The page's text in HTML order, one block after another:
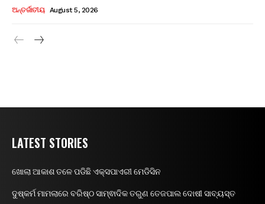
ଅନ୍ତର୍ଜାତୀୟ August 5, 2026
LATEST STORIES
ଖୋଲା ଆକାଶ ତଳେ ପଡିଛି ଏକ୍ସପାଏରୀ ମେଡିସିନ
ଦୁଷ୍କର୍ମ ମାମଲାରେ ବରିଷ୍ଠ ସାମ୍ଵାଦିକ ତରୁଣ ତେଜପାଲ ଦୋଷୀ ସାବ୍ୟସ୍ତ